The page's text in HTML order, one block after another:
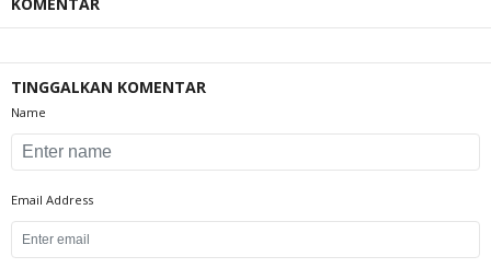
TINGGALKAN KOMENTAR
Name
Email Address